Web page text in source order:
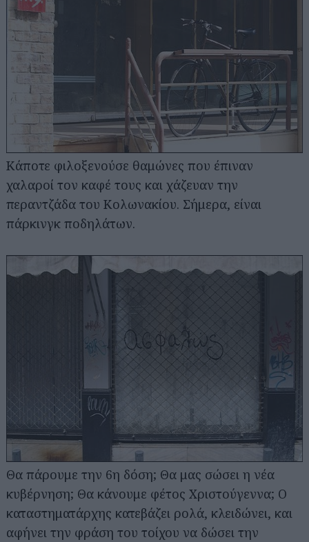
Κάποτε φιλοξενούσε θαμώνες που έπιναν
χαλαροί τον καφέ τους και χάζευαν την
περαντζάδα του Κολωνακίου. Σήμερα, είναι
πάρκινγκ ποδηλάτων.
Θα πάρουμε την 6η δόση; Θα μας σώσει η νέα
κυβέρνηση; Θα κάνουμε φέτος Χριστούγεννα; Ο
καταστηματάρχης κατεβάζει ρολά, κλειδώνει, και
αφήνει την φράση του τοίχου να δώσει την